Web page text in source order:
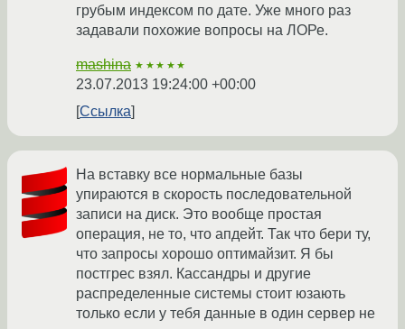
грубым индексом по дате. Уже много раз
задавали похожие вопросы на ЛОРе.
mashina ★★★★★
23.07.2013 19:24:00 +00:00
Ссылка
На вставку все нормальные базы
упираются в скорость последовательной
записи на диск. Это вообще простая
операция, не то, что апдейт. Так что бери ту,
что запросы хорошо оптимайзит. Я бы
постгрес взял. Кассандры и другие
распределенные системы стоит юзають
только если у тебя данные в один сервер не